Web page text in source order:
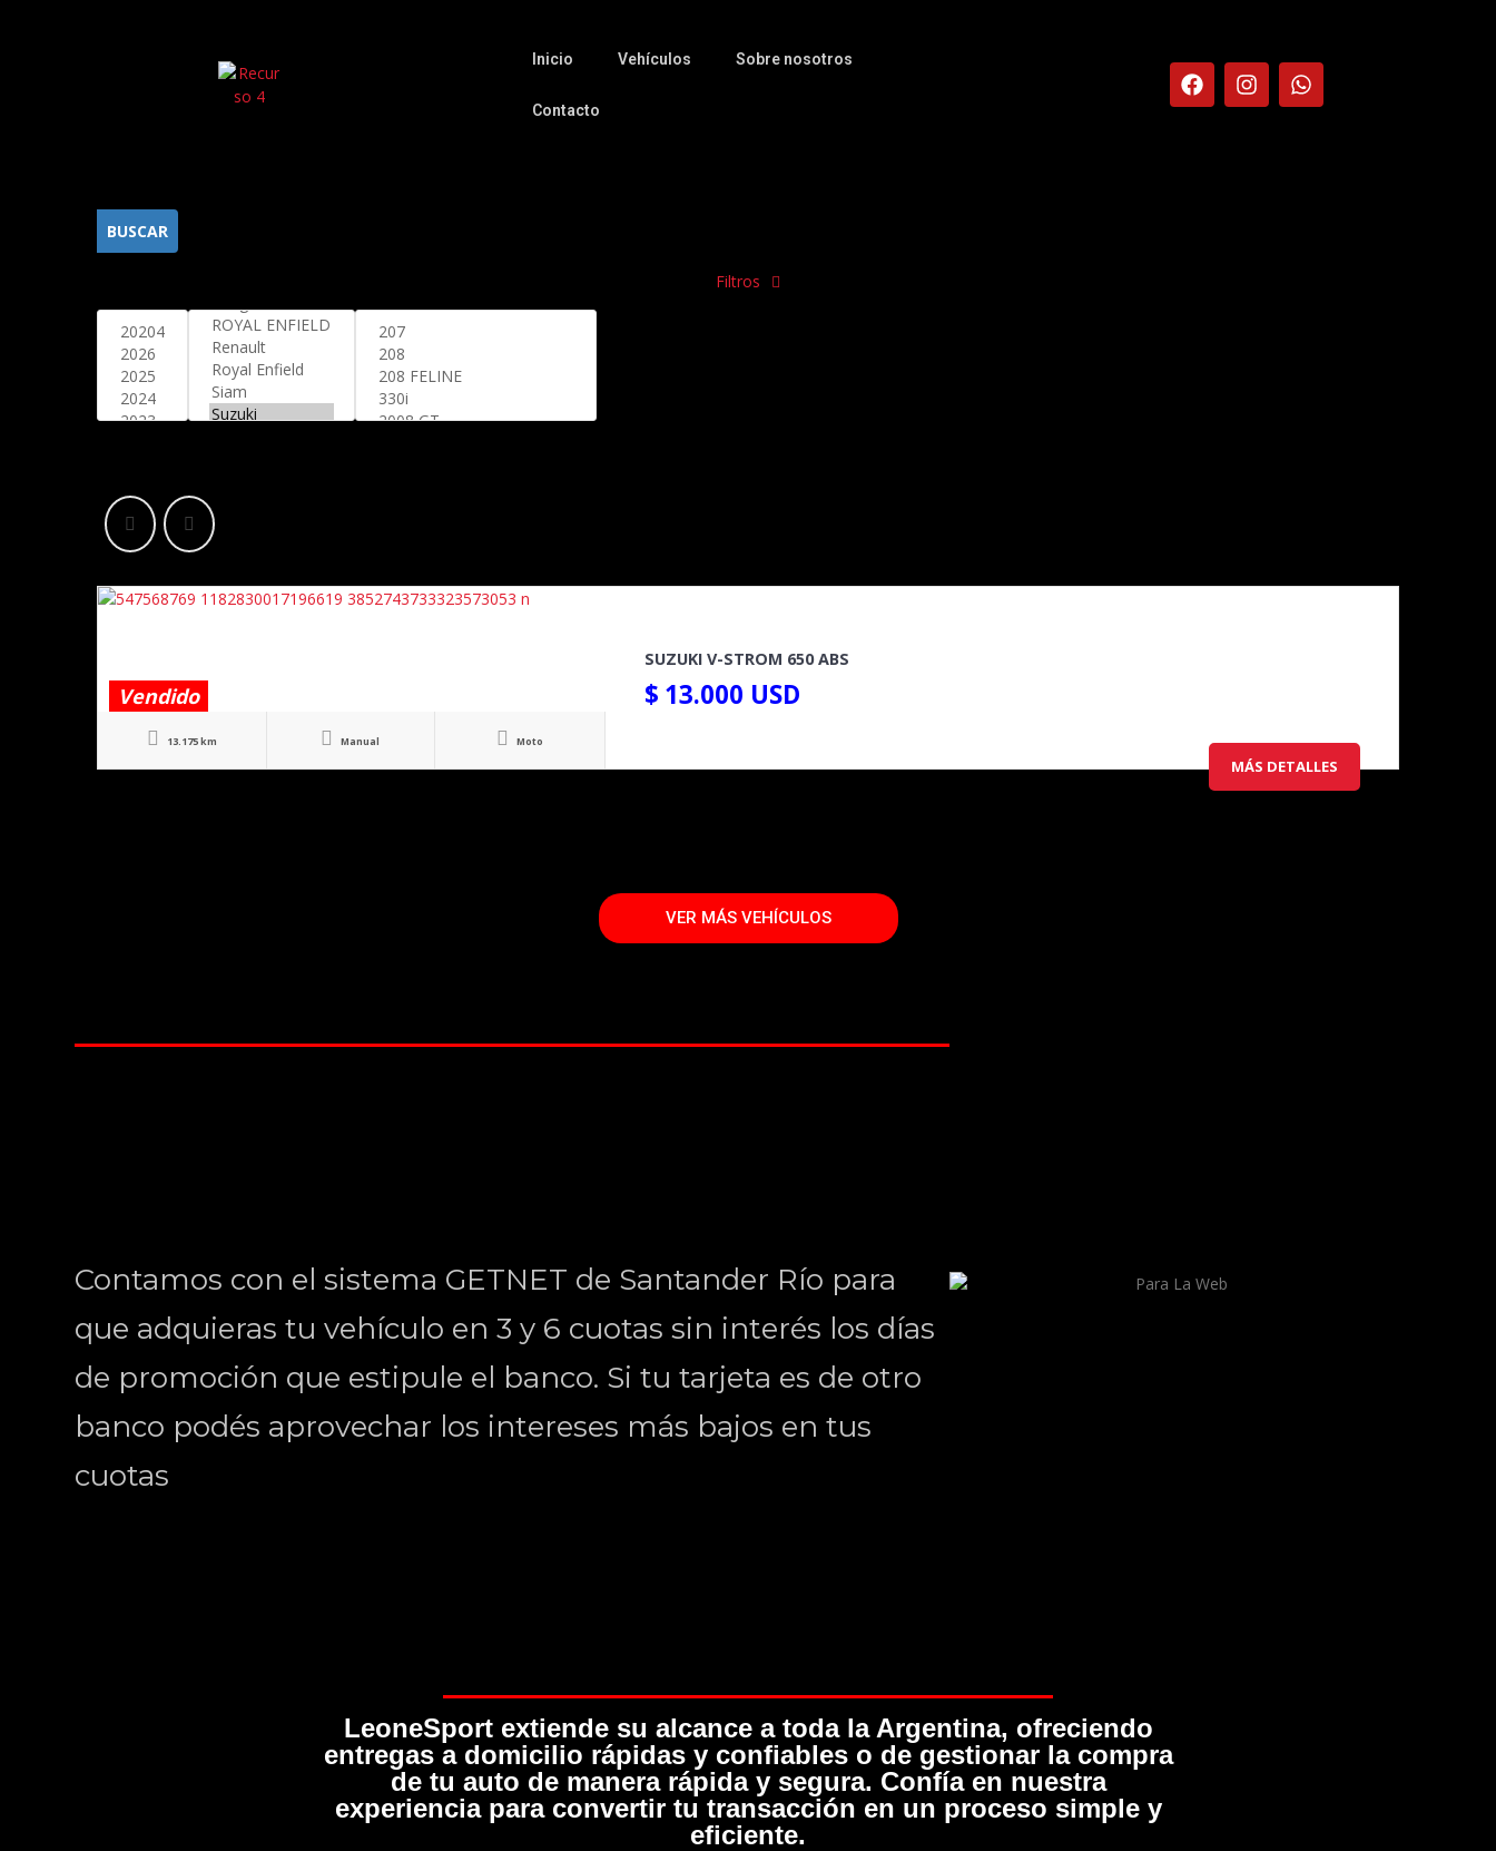
Inicio Vehículos Sobre nosotros
Contacto
BUSCAR
Filtros
Vendido
13.175 km Manual Moto
SUZUKI V-STROM 650 ABS
$ 13.000 USD
MÁS DETALLES
VER MÁS VEHÍCULOS
Contamos con el sistema GETNET de Santander Río para
que adquieras tu vehículo en 3 y 6 cuotas sin interés los días
de promoción que estipule el banco. Si tu tarjeta es de otro
banco podés aprovechar los intereses más bajos en tus
cuotas
LeoneSport extiende su alcance a toda la Argentina, ofreciendo
entregas a domicilio rápidas y confiables o de gestionar la compra
de tu auto de manera rápida y segura. Confía en nuestra
experiencia para convertir tu transacción en un proceso simple y
eficiente.